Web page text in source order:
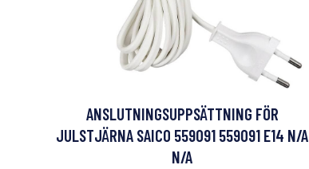
ANSLUTNINGSUPPSÄTTNING FÖR
JULSTJÄRNA SAICO 559091 559091 E14 N/A
N/A